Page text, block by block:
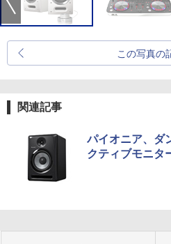
この写真の
関連記事
パイオニア、ダ
クティブモニタ